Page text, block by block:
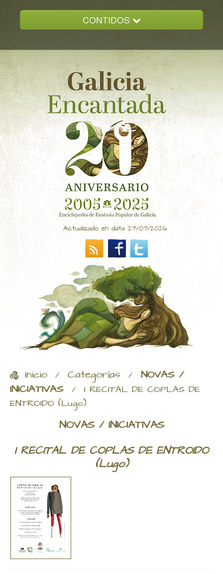
CONTIDOS
GALICIA ENCANTADA
DOCUMENTACION
NOVAS
CONTACTO
Actualizado en data 27/07/2026
Inicio / Categorías / NOVAS /
INICIATIVAS / I RECITAL DE COPLAS DE
ENTROIDO (Lugo)
NOVAS / INICIATIVAS
I RECITAL DE COPLAS DE ENTROIDO
(Lugo)